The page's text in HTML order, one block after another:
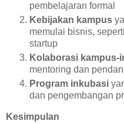
pembelajaran formal
Kebijakan kampus
memulai bisnis,
startup
Kolaborasi kampus-
mentoring dan
Program inkubasi
dan pengembangan
Kesimpulan